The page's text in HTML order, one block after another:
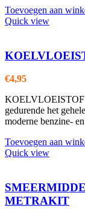
Toevoegen aan
Quick view
€4,95
KOELVLOEISTOF
gedurende het
moderne benzine- en
Toevoegen aan
Quick view
METRAKIT